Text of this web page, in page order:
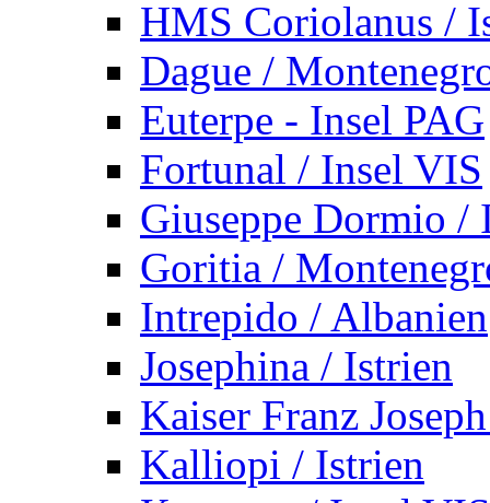
HMS Coriolanus /
Dague /
Euterpe - Insel PAG
Fortunal / Insel VIS
Giuseppe Dormio /
Goritia /
Intrepido / Albanien
Josephina / Istrien
Kaiser Franz
Kalliopi / Istrien